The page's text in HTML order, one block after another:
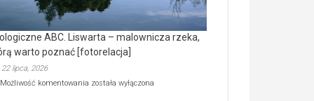
ABC. Liswarta – malownicza rzeka,
warto poznać [fotorelacja]
22 lipca, 2026
Możliwość komentowania Ekologiczne
została wyłączona